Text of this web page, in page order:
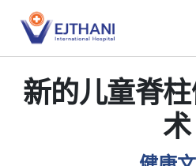
Skip to content
新的儿童脊
术